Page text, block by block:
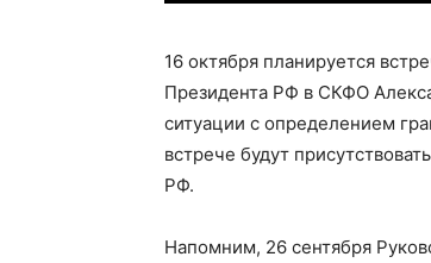
16 октября планируется
Президента РФ в СКФО
ситуации с определением
встрече будут
РФ.
Напомним, 26 сентября